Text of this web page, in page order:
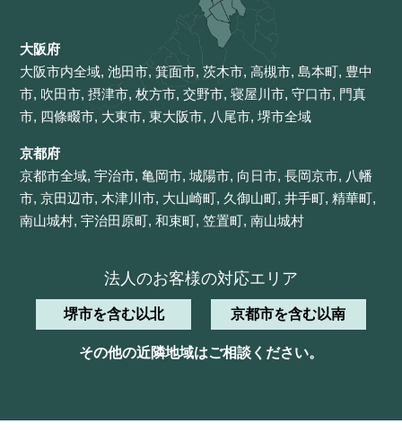
法人のお客様の対応エリア
堺市を含む以北 京都市を含む以南
その他の近隣地域はご相談ください。
大阪府
大阪市内全域, 池田市, 箕面市, 茨木市, 高槻市, 島本町, 豊中
市, 吹田市, 摂津市, 枚方市, 交野市, 寝屋川市, 守口市, 門真
市, 四條畷市, 大東市, 東大阪市, 八尾市, 堺市全域
京都府
京都市全域, 宇治市, 亀岡市, 城陽市, 向日市, 長岡京市, 八幡
市, 京田辺市, 木津川市, 大山崎町, 久御山町, 井手町, 精華町,
南山城村, 宇治田原町, 和束町, 笠置町, 南山城村